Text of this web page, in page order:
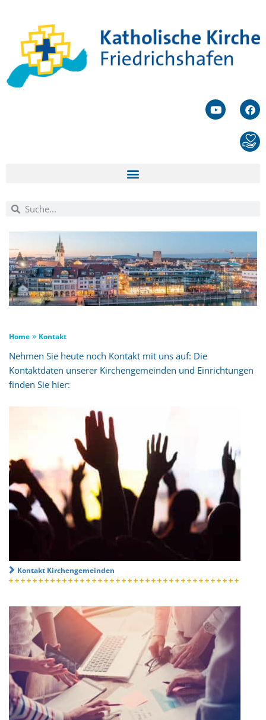
Home » Kontakt
Nehmen Sie heute noch Kontakt mit uns auf: Die
Kontaktdaten unserer Kirchengemeinden und Einrichtungen
finden Sie hier:
Kontakt Kirchengemeinden